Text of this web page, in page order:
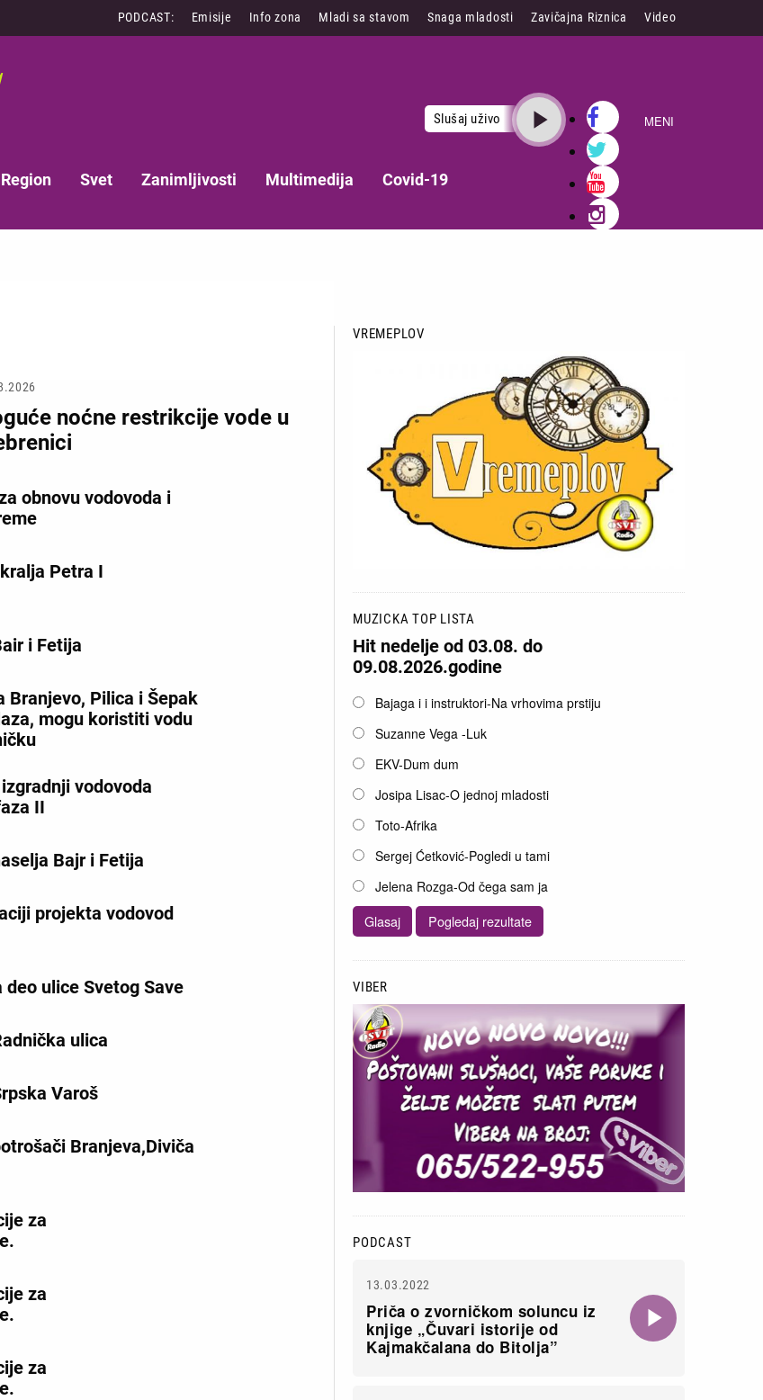
PODCAST: Emisije Info zona Mladi sa stavom Snaga mladosti Zavičajna Riznica Video
MENI
Slušaj uživo
Region Svet Zanimljivosti Multimedija Covid-19
noćne restrikcije vode u
obnovu vodovoda i
Petra I
i Fetija
Branjevo, Pilica i Šepak
mogu koristiti vodu
vodovoda
II
Bajr i Fetija
projekta vodovod
deo ulice Svetog Save
ulica
Varoš
Branjeva,Diviča
za
za
za
VREMEPLOV
MUZICKA TOP LISTA
Hit nedelje od 03.08. do
09.08.2026.godine
OpcijeBajaga i i instruktori-Na vrhovima prstiju
Suzanne Vega -Luk
EKV-Dum dum
Josipa Lisac-O jednoj mladosti
Toto-Afrika
Sergej Ćetković-Pogledi u tami
Jelena Rozga-Od čega sam ja
VIBER
PODCAST
13.03.2022
Priča o zvorničkom soluncu iz
knjige „Čuvari istorije od
Kajmakčalana do Bitolja”